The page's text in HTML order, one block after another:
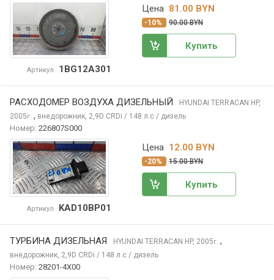
Артикул 1BG12A301
Цена 81.00 BYN
-10% 90.00 BYN
Купить
РАСХОДОМЕР ВОЗДУХА ДИЗЕЛЬНЫЙ HYUNDAI TERRACAN HP,
2005г. , внедорожник, 2,9D CRDi / 148 л.с / дизель
Номер: 226807S000
Артикул KAD10BP01
Цена 12.00 BYN
-20% 15.00 BYN
Купить
ТУРБИНА ДИЗЕЛЬНАЯ HYUNDAI TERRACAN HP, 2005г. ,
внедорожник, 2,9D CRDi / 148 л.с / дизель
Номер: 28201-4X00